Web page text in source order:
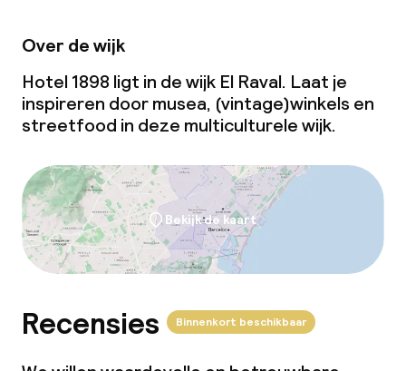
Borg bij aankomst
Overal rookvrij
Uitsluitend volwassenen
Over de wijk
Hotel 1898 ligt in de wijk El Raval. Laat je
inspireren door musea, (vintage)winkels en
streetfood in deze multiculturele wijk.
Bekijk de kaart
Recensies Binnenkort beschikbaar